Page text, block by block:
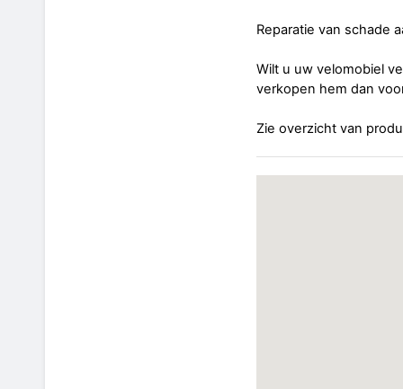
Reparatie van schade
Wilt u uw velomobiel
verkopen hem dan
Zie overzicht van